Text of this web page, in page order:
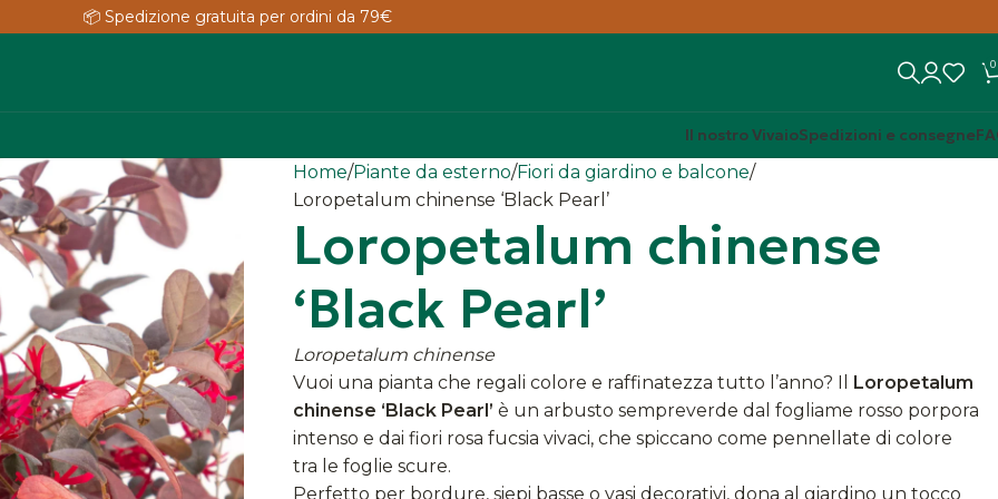
📦 Spedizione gratuita per ordini da 79€
0
Il nostro VivaioSpedizioni e consegne
Home Piante da esterno Fiori da giardino e balcone
Loropetalum chinense ‘Black Pearl’
Loropetalum chinense
‘Black Pearl’
Loropetalum chinense
Vuoi una pianta che regali colore e raffinatezza tutto l’anno? Il Loropetalum
chinense ‘Black Pearl’ è un arbusto sempreverde dal fogliame rosso porpora
intenso e dai fiori rosa fucsia vivaci, che spiccano come pennellate di colore
tra le foglie scure.
Perfetto per bordure, siepi basse o vasi decorativi, dona al giardino un tocco